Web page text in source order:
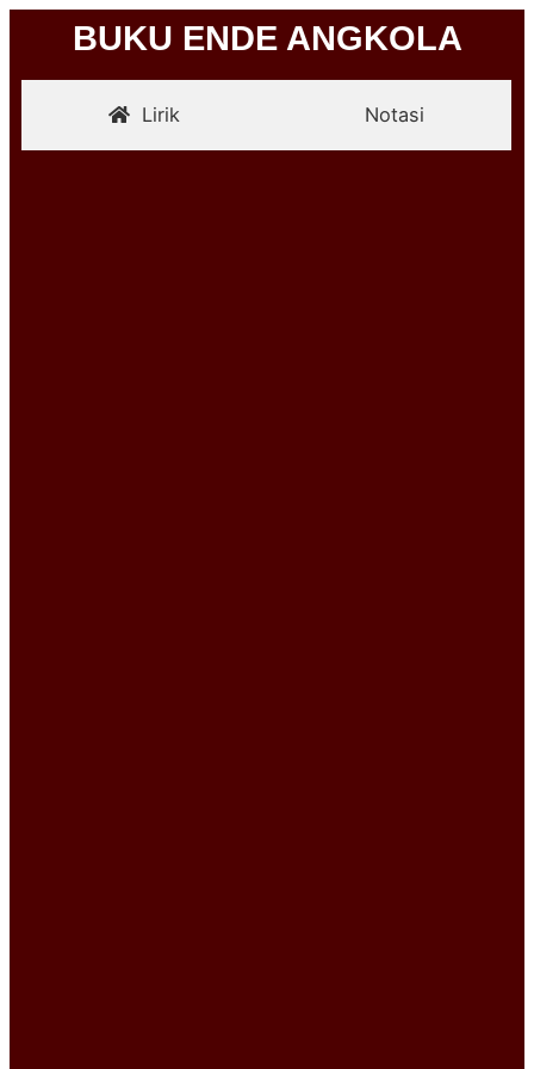
BUKU ENDE ANGKOLA
Lirik Notasi